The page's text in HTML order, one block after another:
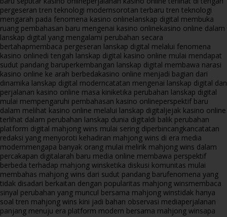
pergeseran tren teknologi modernsorotan terbaru tren teknologi
mengarah pada fenomena kasino onlinelanskap digital membuka
ruang pembahasan baru mengenai kasino onlinekasino online dalam
lanskap digital yang mengalami perubahan secara
bertahapmembaca pergeseran lanskap digital melalui fenomena
kasino onlinedi tengah lanskap digital kasino online mulai mendapat
sudut pandang baruperkembangan lanskap digital membawa narasi
kasino online ke arah berbedakasino online menjadi bagian dari
dinamika lanskap digital moderncatatan mengenai lanskap digital dan
perjalanan kasino online masa kiniketika perubahan lanskap digital
mulai mempengaruhi pembahasan kasino onlineperspektif baru
dalam melihat kasino online melalui lanskap digitaljejak kasino online
terlihat dalam perubahan lanskap dunia digitaldi balik perubahan
platform digital mahjong wins mulai sering diperbincangkancatatan
redaksi yang menyoroti kehadiran mahjong wins di era media
modernmengapa banyak orang mulai melirik mahjong wins dalam
percakapan digitalarah baru media online membawa perspektif
berbeda terhadap mahjong winsketika diskusi komunitas mulai
membahas mahjong wins dari sudut pandang barufenomena yang
tidak disadari berkaitan dengan popularitas mahjong winsmembaca
sinyal perubahan yang muncul bersama mahjong winstidak hanya
soal tren mahjong wins kini jadi bahan observasi mediaperjalanan
panjang menuju era platform modern bersama mahjong winsapa